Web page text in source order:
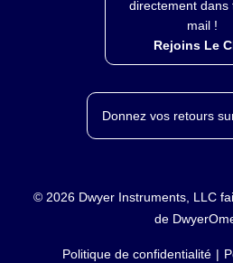
directement dans
mail !
Rejoins Le
Donnez vos retours
© 2026 Dwyer Instruments, LLC
de
Politique de confidentialité